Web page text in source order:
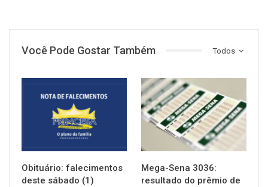
Todos
Você Pode Gostar Também
Obituário: falecimentos
deste sábado (1)
NOTÍCIAS
Mega-Sena 3036:
resultado do prêmio de